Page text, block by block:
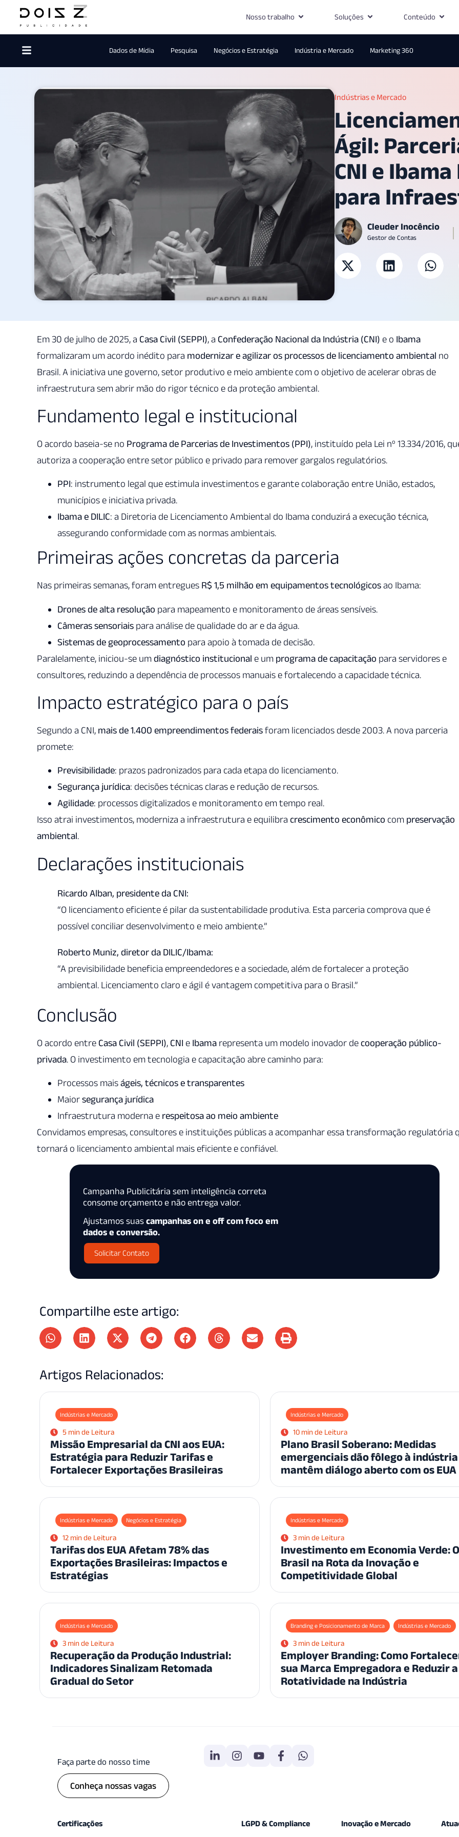
Nosso trabalho Soluções Conteúdo
Dados de Mídia Pesquisa Negócios e Estratégia Indústria e Mercado Marketing 360
Indústrias e Mercado
Ágil:
CNI e
para
Cleuder Inocêncio
Gestor de Contas
Em 30 de julho de 2025, a Casa Civil (SEPPI), a Confederação Nacional da Indústria (CNI) e o Ibama
formalizaram um acordo inédito para modernizar e agilizar os processos de licenciamento ambiental no
Brasil. A iniciativa une governo, setor produtivo e meio ambiente com o objetivo de acelerar obras de
infraestrutura sem abrir mão do rigor técnico e da proteção ambiental.
Fundamento legal e institucional
O acordo baseia-se no Programa de Parcerias de Investimentos (PPI), instituído pela Lei nº 13.334/2016,
autoriza a cooperação entre setor público e privado para remover gargalos regulatórios.
PPI: instrumento legal que estimula investimentos e garante colaboração entre União, estados,
municípios e iniciativa privada.
Ibama e DILIC: a Diretoria de Licenciamento Ambiental do Ibama conduzirá a execução técnica,
assegurando conformidade com as normas ambientais.
Primeiras ações concretas da parceria
Nas primeiras semanas, foram entregues R$ 1,5 milhão em equipamentos tecnológicosao Ibama:
Drones de alta resolução para mapeamento e monitoramento de áreas sensíveis.
Câmeras sensoriais para análise de qualidade do ar e da água.
Sistemas de geoprocessamento para apoio à tomada de decisão.
Paralelamente, iniciou-se umdiagnóstico institucional e um programa de capacitação para servidores e
consultores, reduzindo a dependência de processos manuais e fortalecendo a capacidade técnica.
Impacto estratégico para o país
Segundo a CNI, mais de 1.400 empreendimentos federaisforam licenciados desde 2003. A nova parceria
promete:
Previsibilidade: prazos padronizados para cada etapa do licenciamento.
Segurança jurídica: decisões técnicas claras e redução de recursos.
Agilidade: processos digitalizados e monitoramento em tempo real.
Isso atrai investimentos, moderniza a infraestrutura e equilibra crescimento econômico com preservação
ambiental.
Declarações institucionais
Ricardo Alban, presidente da CNI:
“O licenciamento eficiente é pilar da sustentabilidade produtiva. Esta parceria comprova que é
possível conciliar desenvolvimento e meio ambiente.”
Roberto Muniz, diretor da DILIC/Ibama:
“A previsibilidade beneficia empreendedores e a sociedade, além de fortalecer a proteção
ambiental. Licenciamento claro e ágil é vantagem competitiva para o Brasil.”
Conclusão
O acordo entre Casa Civil (SEPPI), CNI e Ibama representa um modelo inovador decooperação público-
privada. O investimento em tecnologia e capacitação abre caminho para:
Processos maiságeis, técnicos e transparentes
Maiorsegurança jurídica
Infraestrutura moderna e respeitosa ao meio ambiente
Convidamos empresas, consultores e instituições públicas a acompanhar essa transformação regulatória
tornará o licenciamento ambiental mais eficiente e confiável.
Campanha Publicitária sem inteligência correta
consome orçamento e não entrega valor.
Ajustamos suas campanhas on e off com foco em
dados e conversão.
Solicitar Contato
Compartilhe este artigo:
Artigos Relacionados:
Indústrias e Mercado
5 min de Leitura
Missão Empresarial da CNI aos EUA:
Estratégia para Reduzir Tarifas e
Fortalecer Exportações Brasileiras
Indústrias e Mercado
10 min de Leitura
Plano Brasil Soberano: Medidas
emergenciais dão fôlego à
mantêm diálogo aberto com os EUA
Indústrias e Mercado Negócios e Estratégia
12 min de Leitura
Tarifas dos EUA Afetam 78% das
Exportações Brasileiras: Impactos e
Estratégias
Indústrias e Mercado
3 min de Leitura
Investimento em Economia Verde: O
Brasil na Rota da Inovação e
Competitividade Global
Indústrias e Mercado
3 min de Leitura
Recuperação da Produção Industrial:
Indicadores Sinalizam Retomada
Gradual do Setor
Branding e Posicionamento de Marca Indústrias e Mercado
3 min de Leitura
Employer Branding: Como
sua Marca Empregadora e Reduzir a
Rotatividade na Indústria
Faça parte do nosso time
Conheça nossas vagas
Certificações LGPD & Compliance Inovação e Mercado